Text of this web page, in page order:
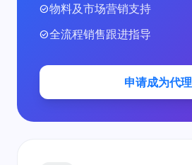
check_circle物料及市场营销支持
check_circle全流程销售跟进指导
申请成为代理